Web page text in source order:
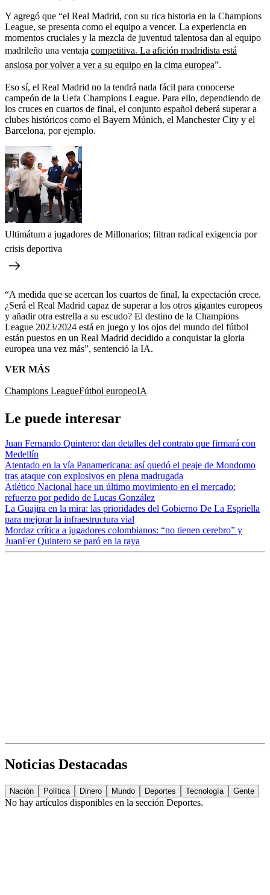
Y agregó que “el Real Madrid, con su rica historia en la Champions
League, se presenta como el equipo a vencer. La experiencia en
momentos cruciales y la mezcla de juventud talentosa dan al equipo
madrileño una ventaja competitiva. La afición madridista está
ansiosa por volver a ver a su equipo en la cima europea”.
Eso sí, el Real Madrid no la tendrá nada fácil para conocerse
campeón de la Uefa Champions League. Para ello, dependiendo de
los cruces en cuartos de final, el conjunto español deberá superar a
clubes históricos como el Bayern Múnich, el Manchester City y el
Barcelona, por ejemplo.
Ultimátum a jugadores de Millonarios; filtran radical exigencia por
crisis deportiva
“A medida que se acercan los cuartos de final, la expectación crece.
¿Será el Real Madrid capaz de superar a los otros gigantes europeos
y añadir otra estrella a su escudo? El destino de la Champions
League 2023/2024 está en juego y los ojos del mundo del fútbol
están puestos en un Real Madrid decidido a conquistar la gloria
europea una vez más”, sentenció la IA.
VER MÁS
Champions LeagueFútbol europeoIA
Le puede interesar
Juan Fernando Quintero: dan detalles del contrato que firmará con
Medellín
Atentado en la vía Panamericana: así quedó el peaje de Mondomo
tras ataque con explosivos en plena madrugada
Atlético Nacional hace un último movimiento en el mercado:
refuerzo por pedido de Lucas González
La Guajira en la mira: las prioridades del Gobierno De La Espriella
para mejorar la infraestructura vial
Mordaz crítica a jugadores colombianos: “no tienen cerebro” y
JuanFer Quintero se paró en la raya
Noticias Destacadas
Nación Política Dinero Mundo Deportes Tecnología Gente
No hay artículos disponibles en la sección Deportes.